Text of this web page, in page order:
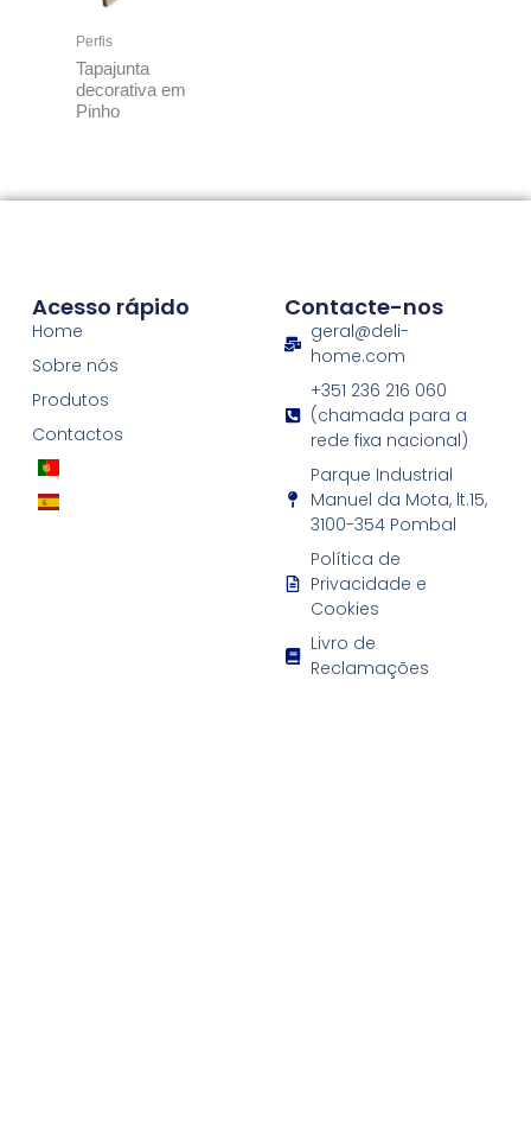
Perfis
Tapajunta
decorativa em
Pinho
Acesso rápido
Home
Sobre nós
Produtos
Contactos
Contacte-nos
geral@deli-
home.com
+351 236 216 060
(chamada para a
rede fixa nacional)
Parque Industrial
Manuel da Mota, lt.15,
3100-354 Pombal
Política de
Privacidade e
Cookies
Livro de
Reclamações